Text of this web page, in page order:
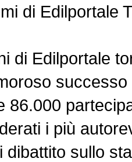
di Edilportale
di Edilportale
86.000
i più
sullo